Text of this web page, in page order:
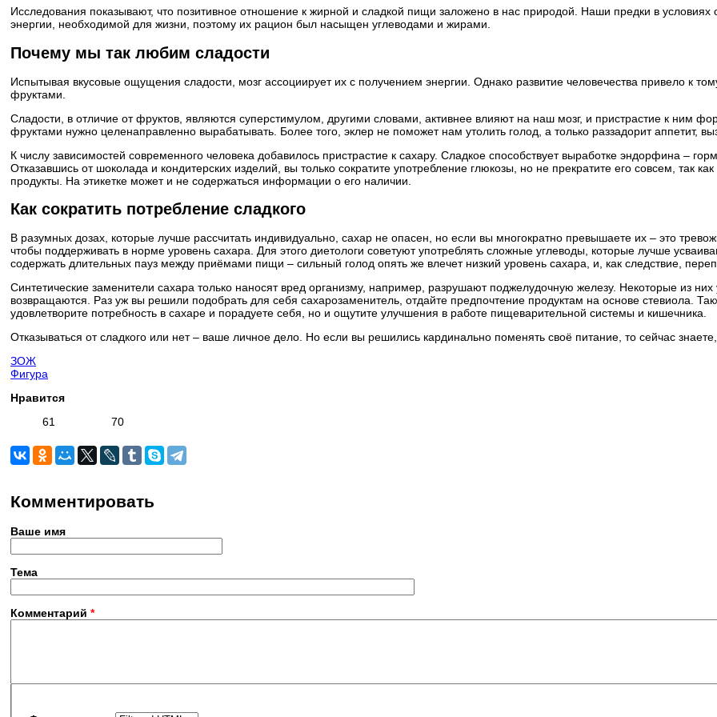
Исследования показывают, что позитивное отношение к жирной и сладкой пищи заложено в нас природой. Наши предки в
энергии, необходимой для жизни, поэтому их рацион был насыщен углеводами и жирами.
Почему мы так любим сладости
Испытывая вкусовые ощущения сладости, мозг ассоциирует их с получением энергии. Однако развитие человечества привело к
фруктами.
Сладости, в отличие от фруктов, являются суперстимулом, другими словами, активнее влияют на наш мозг, и пристрастие к ним
фруктами нужно целенаправленно вырабатывать. Более того, эклер не поможет нам утолить голод, а только раззадорит аппетит,
К числу зависимостей современного человека добавилось пристрастие к сахару. Сладкое способствует выработке эндорфина –
Отказавшись от шоколада и кондитерских изделий, вы только сократите употребление глюкозы, но не прекратите его совсем, так
продукты. На этикетке может и не содержаться информации о его наличии.
Как сократить потребление сладкого
В разумных дозах, которые лучше рассчитать индивидуально, сахар не опасен, но если вы многократно превышаете их – это
чтобы поддерживать в норме уровень сахара. Для этого диетологи советуют употреблять сложные углеводы, которые лучше
содержать длительных пауз между приёмами пищи – сильный голод опять же влечет низкий уровень сахара, и, как следствие,
Синтетические заменители сахара только наносят вред организму, например, разрушают поджелудочную железу. Некоторые из них
возвращаются. Раз уж вы решили подобрать для себя сахарозаменитель, отдайте предпочтение продуктам на основе стевиола.
удовлетворите потребность в сахаре и порадуете себя, но и ощутите улучшения в работе пищеварительной системы и кишечника.
Отказываться от сладкого или нет – ваше личное дело. Но если вы решились кардинально поменять своё питание, то сейчас знаете,
ЗОЖ
Фигура
Нравится
61
70
Комментировать
Ваше имя
Тема
Комментарий *